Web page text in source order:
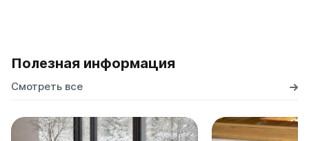
Полезная информация
Смотреть все